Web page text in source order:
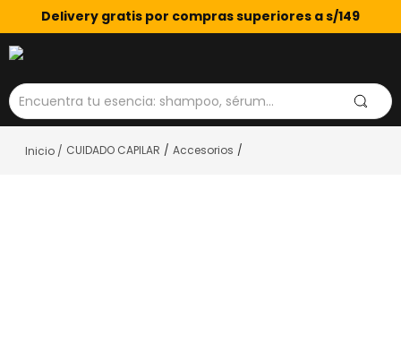
Delivery gratis por compras superiores a s/149
Encuentra tu esencia: shampoo, sérum...
CUIDADO CAPILAR Accesorios